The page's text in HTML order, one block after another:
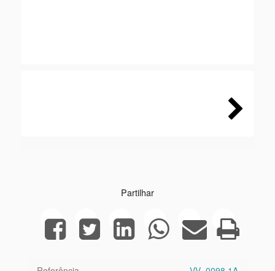
Partilhar